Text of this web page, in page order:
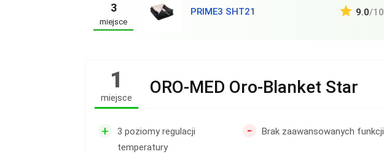
3
miejsce
PRIME3 SHT21 9.0/10
1
miejsce
ORO-MED Oro-Blanket Star
+
3 poziomy regulacji
temperatury
- Brak zaawansowanych funkcji